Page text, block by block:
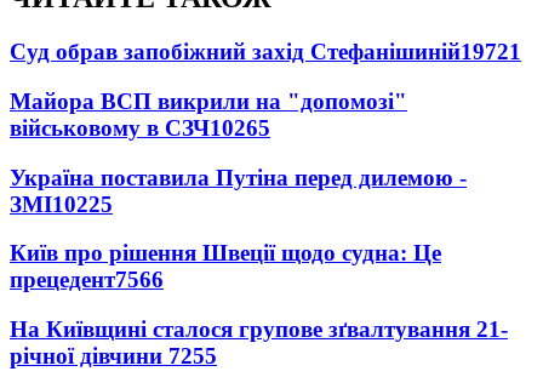
Суд обрав запобіжний захід Стефанішиній19721
Майора ВСП викрили на "допомозі"
військовому в СЗЧ10265
Україна поставила Путіна перед дилемою -
ЗМІ10225
Київ про рішення Швеції щодо судна: Це
прецедент7566
На Київщині сталося групове зґвалтування 21-
річної дівчини 7255